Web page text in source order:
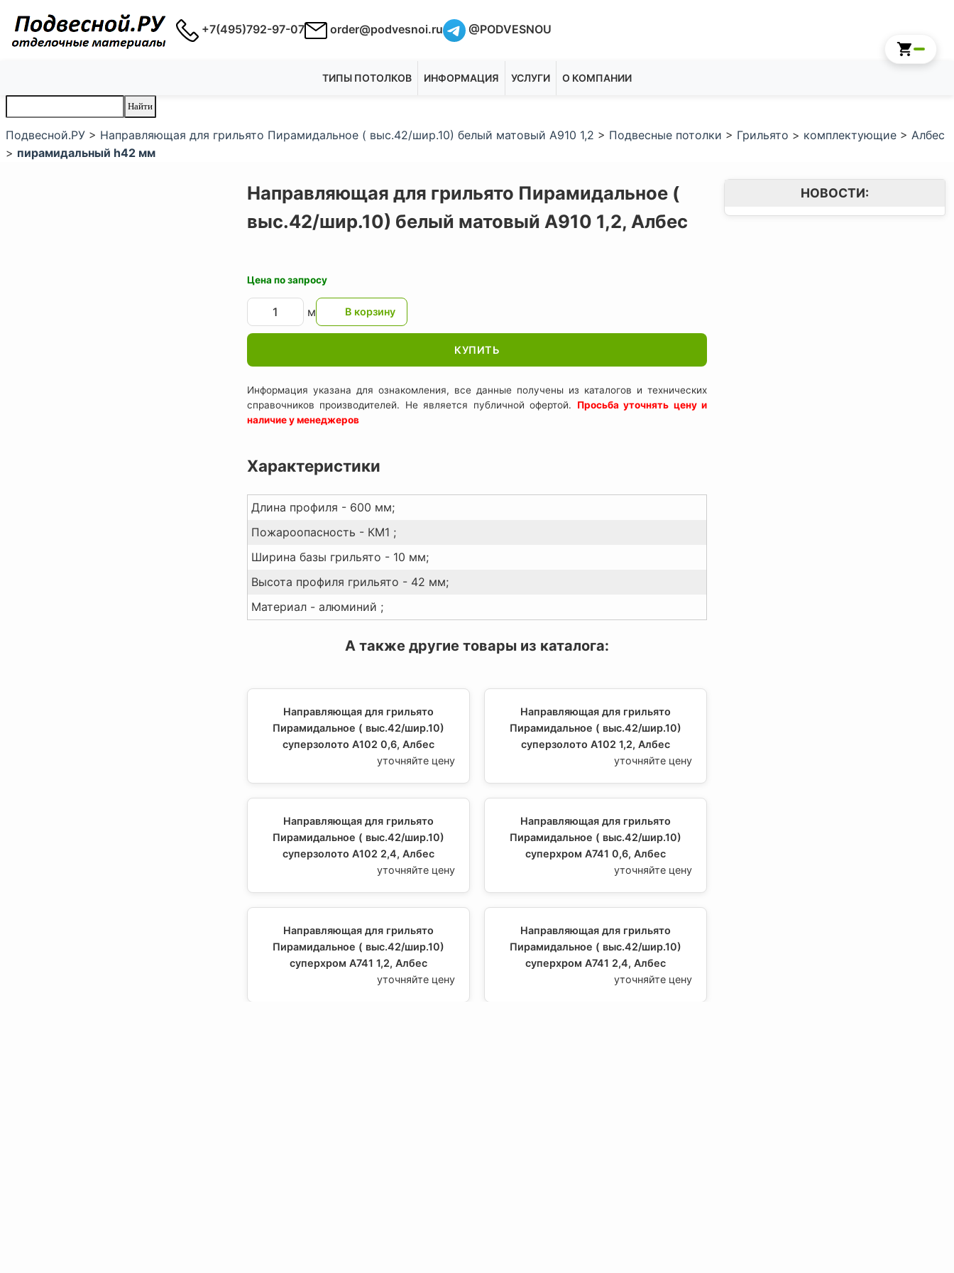
+7(495)792-97-07 order@podvesnoi.ru @PODVESNOU
ТИПЫ ПОТОЛКОВ ИНФОРМАЦИЯ УСЛУГИ О КОМПАНИИ
Подвесной.РУ > Направляющая для грильято Пирамидальное ( выс.42/шир.10) белый матовый А910 1,2 > Подвесные потолки > Грильято > комплектующие > Албес
> пирамидальный h42 мм
Направляющая для грильято Пирамидальное (
выс.42/шир.10) белый матовый А910 1,2, Албес
Цена по запросу
м
КУПИТЬ
Информация указана для ознакомления, все данные получены из каталогов и технических
справочников производителей. Не является публичной офертой. Просьба уточнять цену и
наличие у менеджеров
Характеристики
Длина профиля - 600 мм;
Пожароопасность - КМ1 ;
Ширина базы грильято - 10 мм;
Высота профиля грильято - 42 мм;
Материал - алюминий ;
А также другие товары из каталога:
Направляющая для грильято
Пирамидальное ( выс.42/шир.10)
суперзолото А102 0,6, Албес
уточняйте цену
Направляющая для грильято
Пирамидальное ( выс.42/шир.10)
суперзолото А102 1,2, Албес
уточняйте цену
Направляющая для грильято
Пирамидальное ( выс.42/шир.10)
суперзолото А102 2,4, Албес
уточняйте цену
Направляющая для грильято
Пирамидальное ( выс.42/шир.10)
суперхром А741 0,6, Албес
уточняйте цену
Направляющая для грильято
Пирамидальное ( выс.42/шир.10)
суперхром А741 1,2, Албес
уточняйте цену
Направляющая для грильято
Пирамидальное ( выс.42/шир.10)
суперхром А741 2,4, Албес
уточняйте цену
НОВОСТИ: